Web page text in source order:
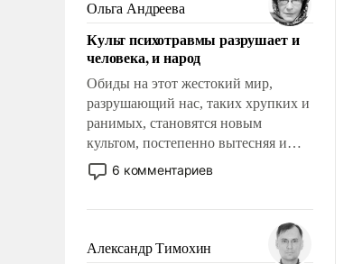
Ольга Андреева
Культ психотравмы разрушает и
человека, и народ
Обиды на этот жестокий мир,
разрушающий нас, таких хрупких и
ранимых, становятся новым
культом, постепенно вытесняя и
отменяя традиционное требование к
человеку – быть мужественным и
на себя ответственность, помогать
слабым, идти вперед и
6 комментариев
Александр Тимохин